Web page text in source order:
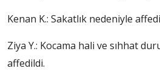
Kenan K.: Sakatlık nedeniyle
Ziya Y.: Kocama hali ve sıhhat
affedildi.